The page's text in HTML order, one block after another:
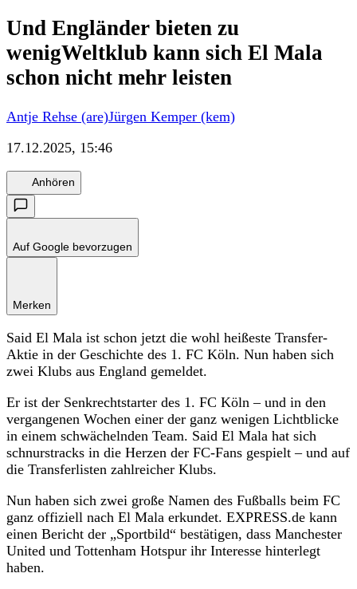
Und Engländer bieten zu
wenigWeltklub kann sich El Mala
schon nicht mehr leisten
Antje Rehse (are)Jürgen Kemper (kem)
17.12.2025, 15:46
Anhören
Auf Google bevorzugen
Merken
Said El Mala ist schon jetzt die wohl heißeste Transfer-
Aktie in der Geschichte des 1. FC Köln. Nun haben sich
zwei Klubs aus England gemeldet.
Er ist der Senkrechtstarter des 1. FC Köln – und in den
vergangenen Wochen einer der ganz wenigen Lichtblicke
in einem schwächelnden Team. Said El Mala hat sich
schnurstracks in die Herzen der FC-Fans gespielt – und auf
die Transferlisten zahlreicher Klubs.
Nun haben sich zwei große Namen des Fußballs beim FC
ganz offiziell nach El Mala erkundet. EXPRESS.de kann
einen Bericht der „Sportbild“ bestätigen, dass Manchester
United und Tottenham Hotspur ihr Interesse hinterlegt
haben.